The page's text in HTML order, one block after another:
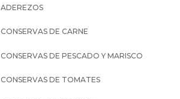
ADEREZOS
CONSERVAS DE CARNE
CONSERVAS DE PESCADO Y MARISCO
CONSERVAS DE TOMATES